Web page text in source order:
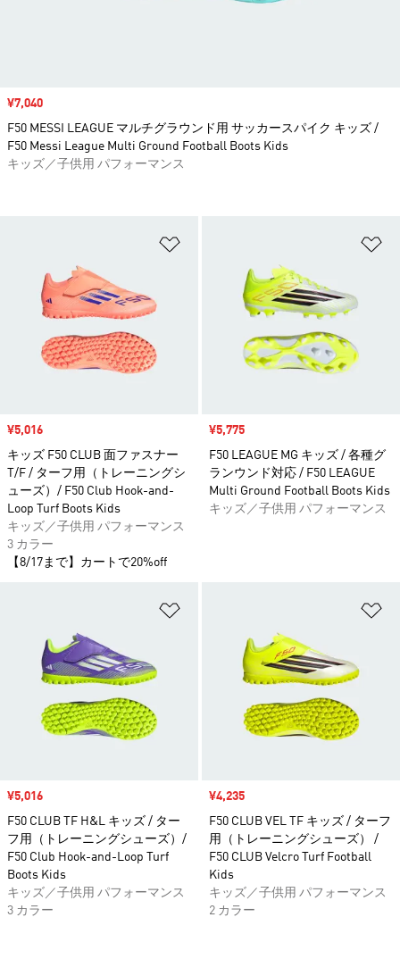
セール価格
¥5,016
キッズ F50 CLUB 面ファスナー
T/F / ターフ用（トレーニングシ
ューズ）/ F50 Club Hook-and-
Loop Turf Boots Kids
キッズ／子供用 パフォーマンス
3 カラー
【8/17まで】カートで20%off
セール価格
¥5,775
F50 LEAGUE MG キッズ / 各種グ
ランウンド対応 / F50 LEAGUE
Multi Ground Football Boots Kids
キッズ／子供用 パフォーマンス
セール価格
¥5,016
F50 CLUB TF H&L キッズ / ター
フ用（トレーニングシューズ）/
F50 Club Hook-and-Loop Turf
Boots Kids
キッズ／子供用 パフォーマンス
3 カラー
セール価格
¥4,235
F50 CLUB VEL TF キッズ / ターフ
用（トレーニングシューズ） /
F50 CLUB Velcro Turf Football
Kids
キッズ／子供用 パフォーマンス
2 カラー
セール価格
¥7,040
F50 MESSI LEAGUE マルチグラウンド用 サッカースパイク キッズ /
F50 Messi League Multi Ground Football Boots Kids
キッズ／子供用 パフォーマンス